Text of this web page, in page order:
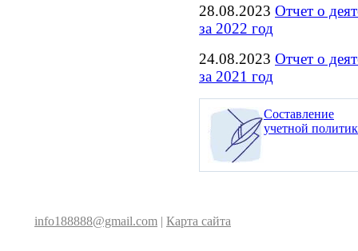
28.08.2023 Отчет о
за 2022 год
24.08.2023 Отчет о
за 2021 год
Составление
учетной
info188888@gmail.com | Карта сайта